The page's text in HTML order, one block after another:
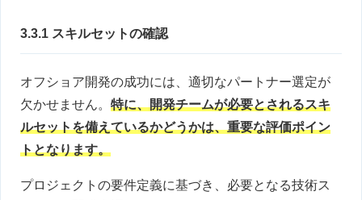
3.3.1 スキルセットの確認
オフショア開発の成功には、適切なパートナー選定が
欠かせません。 特に、開発チームが必要とされるスキ
ルセットを備えているかどうかは、重要な評価ポイン
トとなります。
プロジェクトの要件定義に基づき、必要となる技術ス